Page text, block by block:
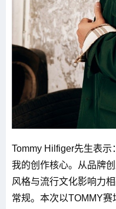
Tommy Hilfiger先生表示
我的创作核心。从品牌
风格与流行文化影响力
常规。本次以TOMMY